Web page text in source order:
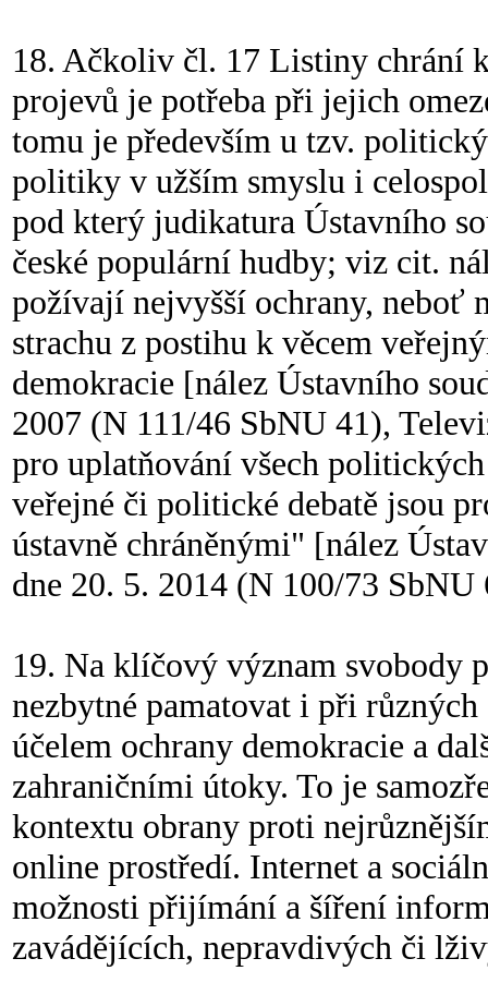
18. Ačkoliv čl. 17 Listiny chrání
projevů je potřeba při jejich
tomu je především u tzv.
politiky v užším smyslu i
pod který judikatura Ústavního
české populární hudby; viz cit.
požívají nejvyšší ochrany, neboť
strachu z postihu k věcem
demokracie [nález Ústavního
2007 (N 111/46 SbNU 41),
pro uplatňování všech
veřejné či politické debatě jsou
ústavně chráněnými" [nález
dne 20. 5. 2014 (N 100/73
19. Na klíčový význam svobody
nezbytné pamatovat i při
účelem ochrany demokracie a
zahraničními útoky. To je
kontextu obrany proti
online prostředí. Internet a
možnosti přijímání a šíření
zavádějících, nepravdivých či